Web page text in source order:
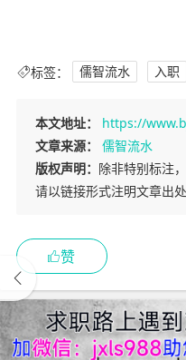
标签： 儒智流水 入职
本文地址：
https://
文章来源：
儒智流水
版权声明： 除非特别标注
请以链接形式注明文章出处
赞